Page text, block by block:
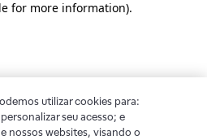
for more information).
utilizar cookies para:
seu acesso; e
nossos websites, visando o